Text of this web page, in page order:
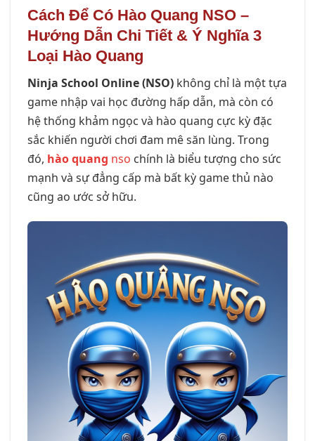
Cách Để Có Hào Quang NSO –
Hướng Dẫn Chi Tiết & Ý Nghĩa 3
Loại Hào Quang
Ninja School Online (NSO) không chỉ là một tựa
game nhập vai học đường hấp dẫn, mà còn có
hệ thống khảm ngọc và hào quang cực kỳ đặc
sắc khiến người chơi đam mê săn lùng. Trong
đó, hào quang nso chính là biểu tượng cho sức
mạnh và sự đẳng cấp mà bất kỳ game thủ nào
cũng ao ước sở hữu.